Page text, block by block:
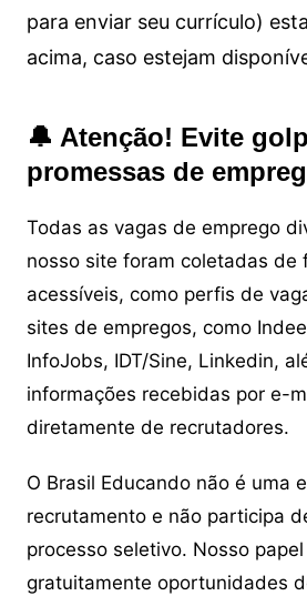
para enviar seu currículo)
acima, caso estejam
🔔 Atenção! Evite
promessas de
Todas as vagas de emprego
nosso site foram coletadas de
acessíveis, como perfis de
sites de empregos, como
InfoJobs, IDT/Sine, Linkedin,
informações recebidas por e-
diretamente de recrutadores.
O Brasil Educando não é uma
recrutamento e não participa
processo seletivo. Nosso
gratuitamente oportunidades